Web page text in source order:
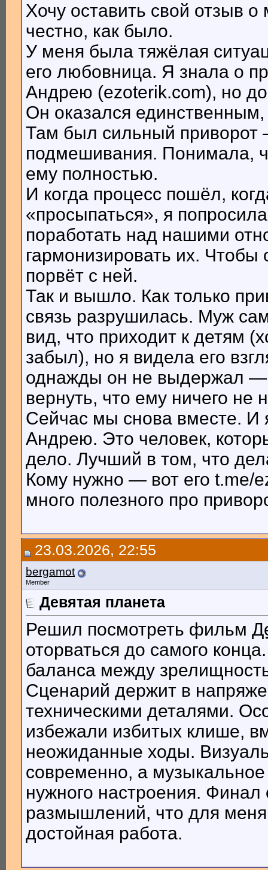
Хочу оставить свой отзыв
честно, как было.
У меня была тяжёлая
его любовница. Я знала о
Андрею (ezoterik.com), но
Он оказался
Там был сильный
подмешивания. Понимала,
ему полностью.
И когда процесс пошёл,
«просыпаться», я
поработать над нашими
гармонизировать их. Чтобы
порвёт с ней.
Так и вышло. Как только
связь разрушилась. Муж
вид, что приходит к детям
забыл), но я видела его
однажды он не выдержал —
вернуть, что ему ничего
Сейчас мы снова вместе. И
Андрею. Это человек,
дело. Лучший в том, что
Кому нужно — вот его t.me/
много полезного про
23.03.2026, 22:55
bergamot
Member
Девятая планета
Решил посмотреть фильм
оторваться до самого
баланса между
Сценарий держит в
техническими деталями.
избежали избитых клише,
неожиданные ходы.
современно, а
нужного настроения. Финал
размышлений, что для
достойная работа.